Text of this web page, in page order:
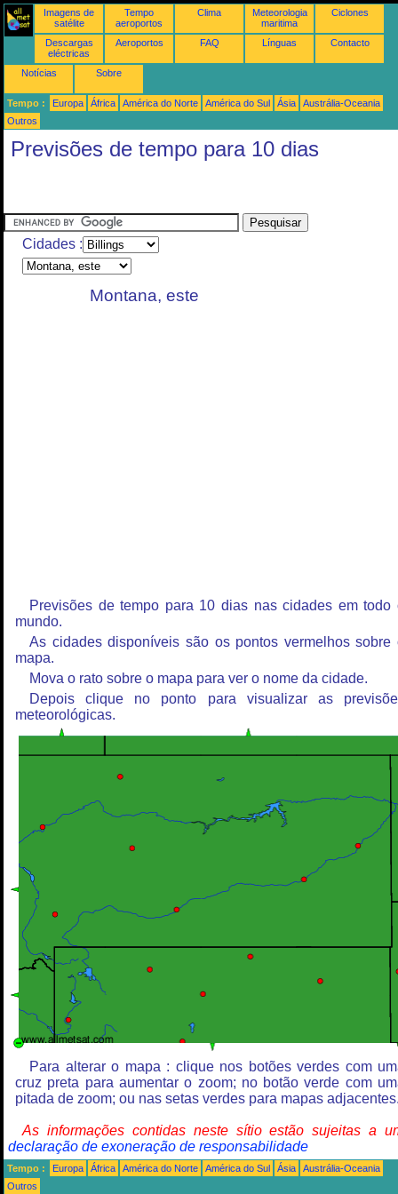
Imagens de
satélite
Tempo
aeroportos
Clima
Meteorologia
maritima
Ciclones
Descargas
eléctricas
Aeroportos FAQ Línguas Contacto
Notícias Sobre
Tempo : Europa África América do Norte América do Sul Ásia
Austrália-Oceania
Outros
Previsões de tempo para 10 dias
Cidades :
Montana, este
Previsões de tempo para 10 dias nas cidades em todo
mundo.
As cidades disponíveis são os pontos vermelhos sobre
mapa.
Mova o rato sobre o mapa para ver o nome da cidade.
Depois clique no ponto para visualizar as
meteorológicas.
Para alterar o mapa : clique nos botões verdes com
cruz preta para aumentar o zoom; no botão verde com
pitada de zoom; ou nas setas verdes para mapas
As informações contidas neste sítio estão sujeitas a
declaração de exoneração de responsabilidade
Tempo : Europa África América do Norte América do Sul Ásia
Austrália-Oceania
Outros